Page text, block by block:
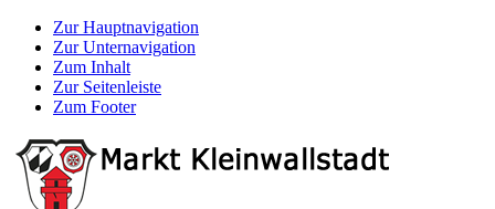
Zur Hauptnavigation
Zur Unternavigation
Zum Inhalt
Zur Seitenleiste
Zum Footer